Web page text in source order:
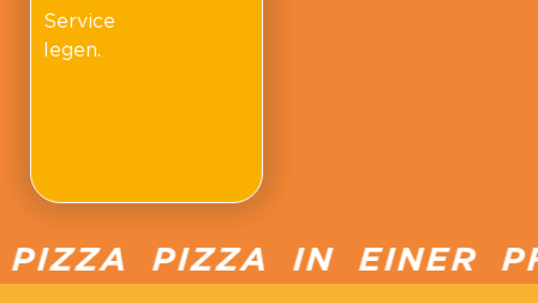
Service
legen.
PIZZA IN EINER